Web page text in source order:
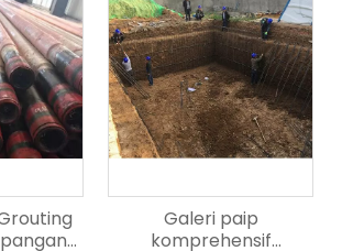
Galeri paip
komprehensif